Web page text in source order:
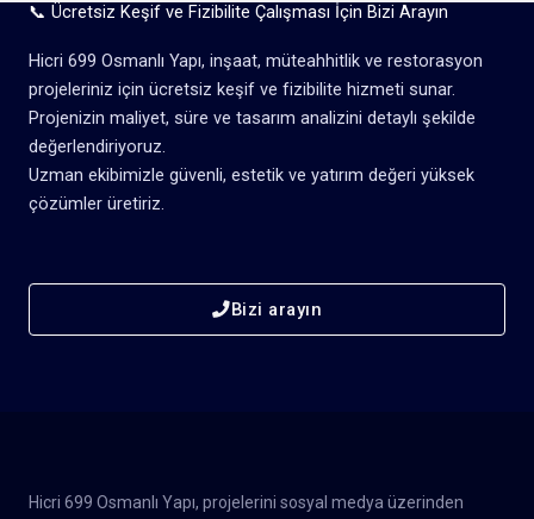
📞 Ücretsiz Keşif ve Fizibilite Çalışması İçin Bizi Arayın
Hicri 699 Osmanlı Yapı, inşaat, müteahhitlik ve restorasyon
projeleriniz için ücretsiz keşif ve fizibilite hizmeti sunar.
Projenizin maliyet, süre ve tasarım analizini detaylı şekilde
değerlendiriyoruz.
Uzman ekibimizle güvenli, estetik ve yatırım değeri yüksek
çözümler üretiriz.
Bizi arayın
Hicri 699 Osmanlı Yapı, projelerini sosyal medya üzerinden